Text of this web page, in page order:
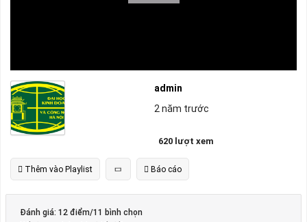
admin
2 năm trước
620 lượt xem
Thêm vào Playlist Báo cáo
Đánh giá: 12 điểm/11 bình chọn